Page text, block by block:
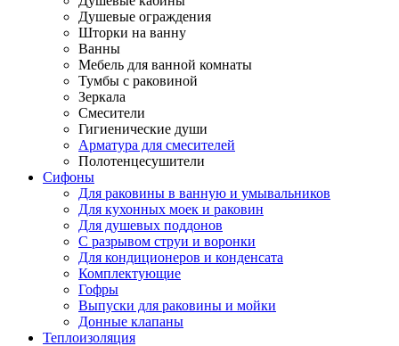
Душевые ограждения
Шторки на ванну
Ванны
Мебель для ванной комнаты
Тумбы с раковиной
Зеркала
Смесители
Гигиенические души
Арматура для смесителей
Полотенцесушители
Сифоны
Для раковины в ванную и умывальников
Для кухонных моек и раковин
Для душевых поддонов
С разрывом струи и воронки
Для кондиционеров и конденсата
Комплектующие
Гофры
Выпуски для раковины и мойки
Донные клапаны
Теплоизоляция